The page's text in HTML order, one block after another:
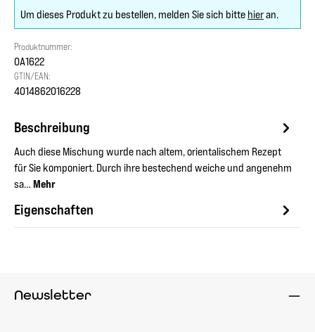
Um dieses Produkt zu bestellen, melden Sie sich bitte hieran.
Produktnummer:
OA1622
GTIN/EAN:
4014862016228
Beschreibung
Auch diese Mischung wurde nach altem, orientalischem Rezept
für Sie komponiert. Durch ihre bestechend weiche und angenehm
sa… Mehr
Eigenschaften
Newsletter